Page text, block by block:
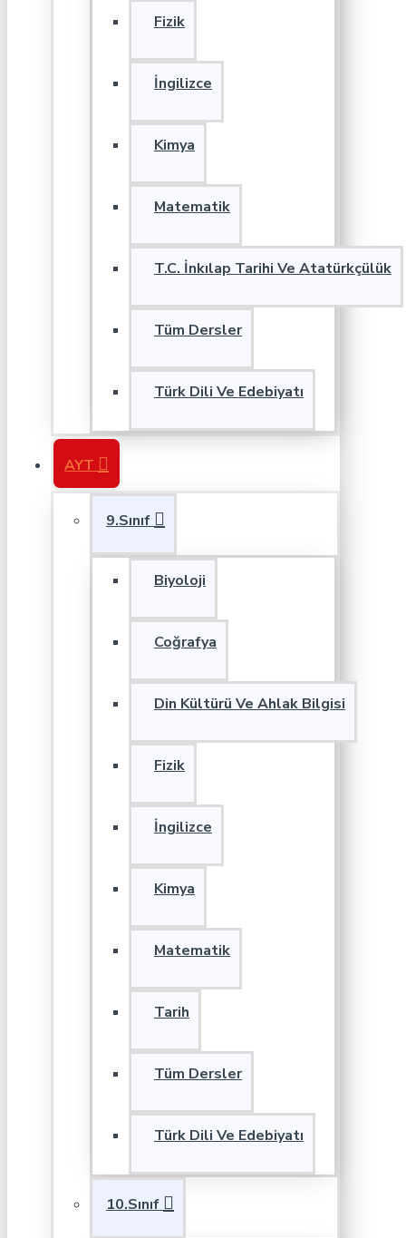
Fizik
İngilizce
Kimya
Matematik
T.C. İnkılap Tarihi Ve Atatürkçülük
Tüm Dersler
Türk Dili Ve Edebiyatı
AYT
9.Sınıf
Biyoloji
Coğrafya
Din Kültürü Ve Ahlak Bilgisi
Fizik
İngilizce
Kimya
Matematik
Tarih
Tüm Dersler
Türk Dili Ve Edebiyatı
10.Sınıf